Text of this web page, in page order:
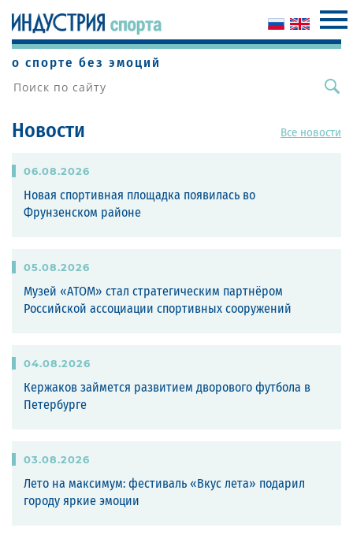
о спорте без эмоций
Новости Все новости
06.08.2026
Новая спортивная площадка появилась во
Фрунзенском районе
05.08.2026
Музей «АТОМ» стал стратегическим партнёром
Российской ассоциации спортивных сооружений
04.08.2026
Кержаков займется развитием дворового футбола в
Петербурге
03.08.2026
Лето на максимум: фестиваль «Вкус лета» подарил
городу яркие эмоции